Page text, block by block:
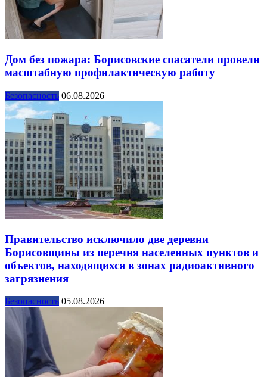
Дом без пожара: Борисовские спасатели провели
масштабную профилактическую работу
Безопасность 06.08.2026
Правительство исключило две деревни
Борисовщины из перечня населенных пунктов и
объектов, находящихся в зонах радиоактивного
загрязнения
Безопасность 05.08.2026